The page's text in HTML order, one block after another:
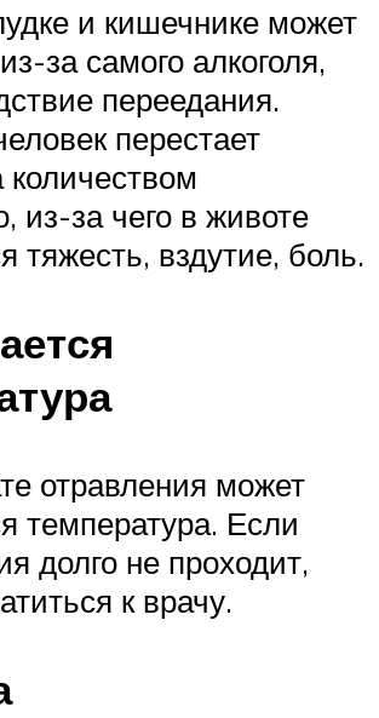
и кишечнике может
за самого алкоголя,
переедания.
перестает
количеством
из-за чего в животе
тяжесть, вздутие, боль.
отравления может
температура. Если
долго не проходит,
к врачу.